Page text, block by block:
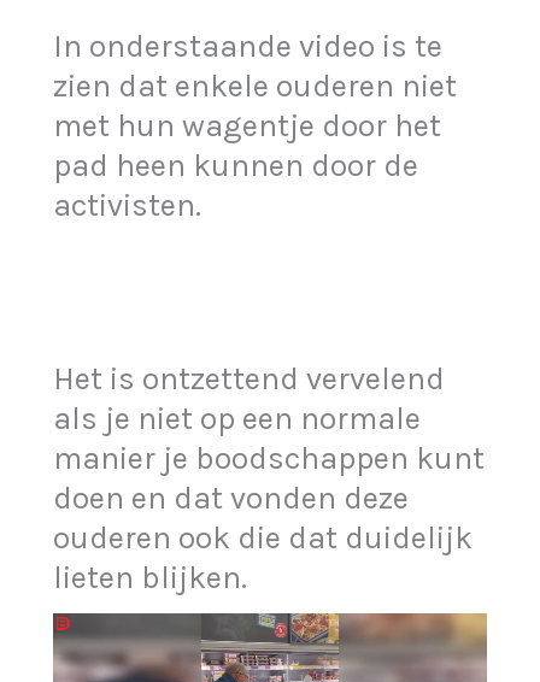
In onderstaande video is te
zien dat enkele ouderen niet
met hun wagentje door het
pad heen kunnen door de
activisten.
Het is ontzettend vervelend
als je niet op een normale
manier je boodschappen kunt
doen en dat vonden deze
ouderen ook die dat duidelijk
lieten blijken.